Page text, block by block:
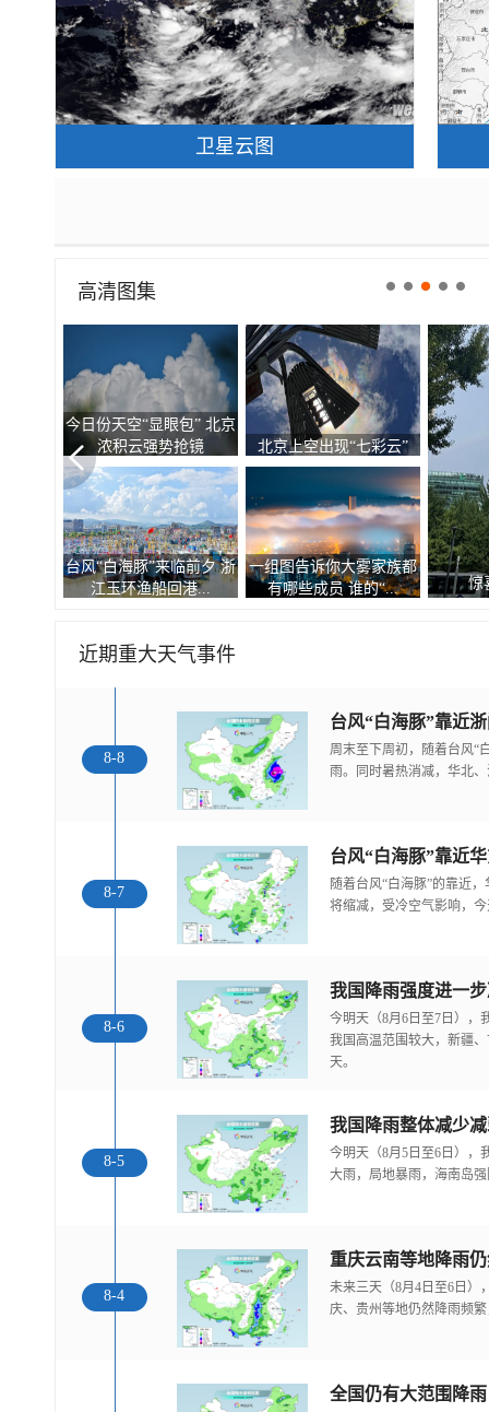
卫星云图
高清图集
走进青海祁连 邂逅一场大
自然的顶级配色
北京现超清晰日晕 好似天
空“大眼睛”
台风“白海豚”逼近 游客从
南麂岛撤离上岸
有种冷叫嗷嗷冷！9张图
告诉你北方人冬天到...
“
近期重大天气事件
8-8
台风“白海豚”靠近
周末至下周初，随着台风“
雨。同时暑热消减，华北
8-7
随着台风“白海豚”的靠近
将缩减，受冷空气影响，
8-6
今明天（8月6日至7日），
我国高温范围较大，新疆
天。
8-5
我国降雨整体减少
今明天（8月5日至6日），
大雨，局地暴雨，海南岛
8-4
重庆云南等地降雨
未来三天（8月4日至6日）
庆、贵州等地仍然降雨频
全国仍有大范围降